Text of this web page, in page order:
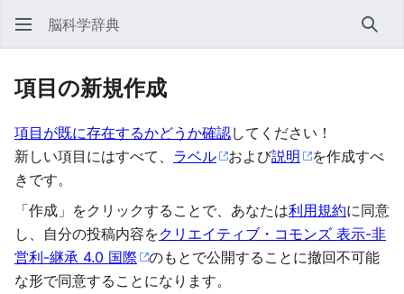
脳科学辞典 検索
項目の新規作成
項目が既に存在するかどうか確認してください！
新しい項目にはすべて、 ラベル および説明
を作成すべ
きです。
「作成」をクリックすることで、あなたは利用規約に同意
し、自分の投稿内容をクリエイティブ・コモンズ 表示-非
営利-継承 4.0 国際
のもとで公開することに撤回不可能
な形で同意することになります。